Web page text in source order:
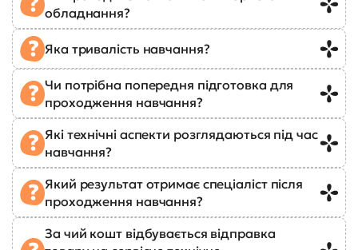
обладнання?
Яка тривалість навчання?
Чи потрібна попередня підготовка для
проходження навчання?
Які технічні аспекти розглядаються під час
навчання?
Який результат отримає спеціаліст після
проходження навчання?
За чий кошт відбувається відправка